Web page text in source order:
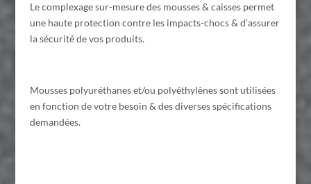
Le complexage sur-mesure des mousses & caisses permet
une haute protection contre les impacts-chocs & d’assurer
la sécurité de vos produits.
Mousses polyuréthanes et/ou polyéthylènes sont utilisées
en fonction de votre besoin & des diverses spécifications
demandées.